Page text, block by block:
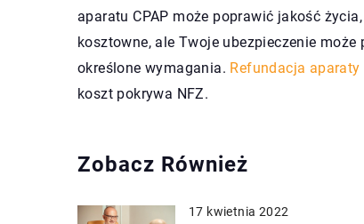
aparatu CPAP może poprawić jakość
kosztowne, ale Twoje ubezpieczenie
określone wymagania. Refundacja aparaty
koszt pokrywa NFZ.
Zobacz Również
17 kwietnia 2022